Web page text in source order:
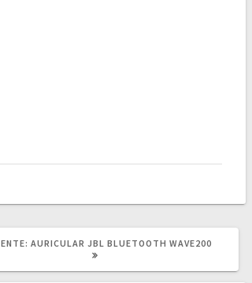
SIGUIENTE
AURICULAR JBL BLUETOOTH WAVE200